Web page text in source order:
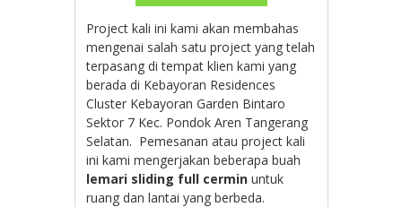
Project kali ini kami akan membahas
mengenai salah satu project yang telah
terpasang di tempat klien kami yang
berada di Kebayoran Residences
Cluster Kebayoran Garden Bintaro
Sektor 7 Kec. Pondok Aren Tangerang
Selatan. Pemesanan atau project kali
ini kami mengerjakan beberapa buah
lemari sliding full cermin untuk
ruang dan lantai yang berbeda.